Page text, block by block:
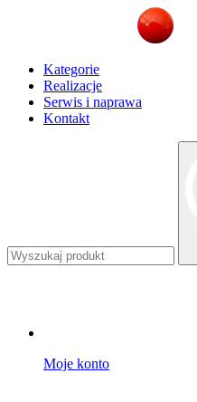
Kategorie
Realizacje
Serwis i naprawa
Kontakt
Moje konto